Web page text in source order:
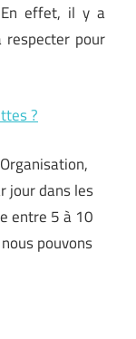
effet, il y a
pour
?
jour dans les
entre 5 à 10
pouvons